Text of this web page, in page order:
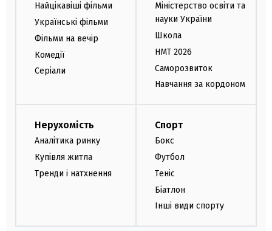
Найцікавіші фільми
Українські фільми
Фільми на вечір
Комедії
Серіали
Міністерство освіти та
науки України
Школа
НМТ 2026
Саморозвиток
Навчання за кордоном
Нерухомість
Аналітика ринку
Купівля житла
Тренди і натхнення
Спорт
Бокс
Футбол
Теніс
Біатлон
Інші види спорту